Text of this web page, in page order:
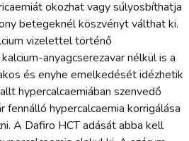
okozhat vagy súlyosbíthatja
betegeknél köszvényt válthat ki.
vizelettel történő
anyagcserezavar nélkül is a
és enyhe emelkedését idézhetik
hypercalcaemiában szenvedő
fennálló hypercalcaemia korrigálása
A Dafiro HCT adását abba kell